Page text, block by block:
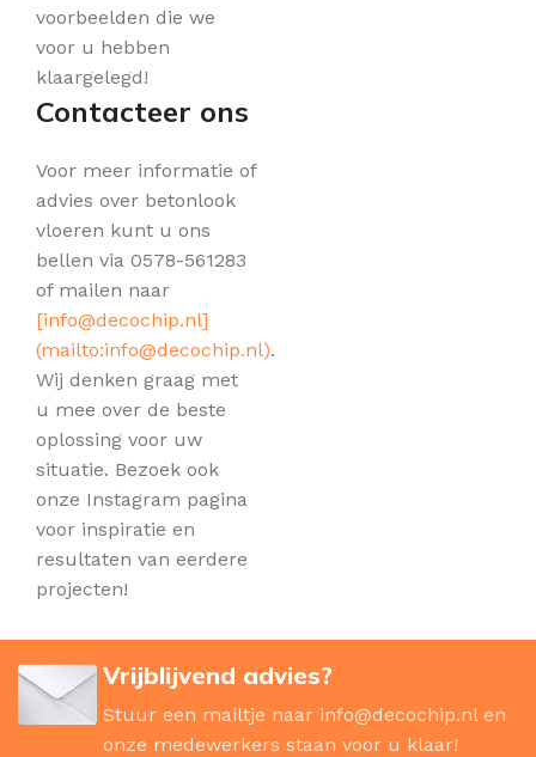
voorbeelden die we
voor u hebben
klaargelegd!
Contacteer ons
Voor meer informatie of
advies over betonlook
vloeren kunt u ons
bellen via 0578-561283
of mailen naar
[info@decochip.nl]
(mailto:info@decochip.nl).
Wij denken graag met
u mee over de beste
oplossing voor uw
situatie. Bezoek ook
onze Instagram pagina
voor inspiratie en
resultaten van eerdere
projecten!
Vrijblijvend advies?
Stuur een mailtje naar info@decochip.nl en
onze medewerkers staan voor u klaar!